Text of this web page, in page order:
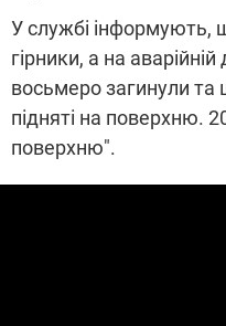
У службі інформують,
гірники, а на
восьмеро загинули
підняті на поверхню.
поверхню".